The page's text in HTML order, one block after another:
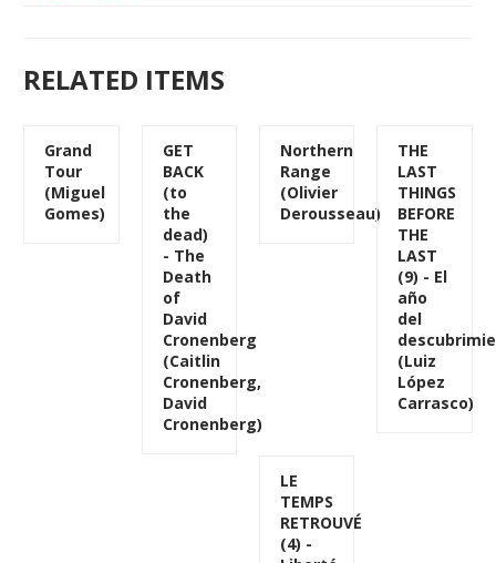
RELATED ITEMS
Grand
Tour
(Miguel
Gomes)
GET
BACK
(to
the
dead)
- The
Death
of
David
Cronenberg
(Caitlin
Cronenberg,
David
Cronenberg)
Northern
Range
(Olivier
Derousseau)
THE
LAST
THINGS
BEFORE
THE
LAST
(9) - El
año
del
(Luiz
López
Carrasco)
LE
TEMPS
RETROUVÉ
(4) -